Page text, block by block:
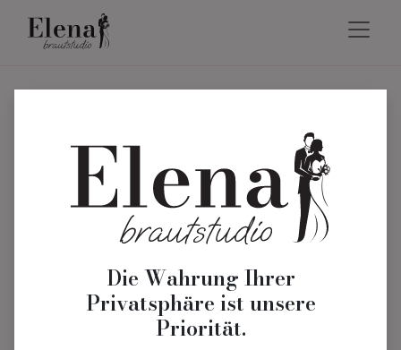
Die Wahrung Ihrer
Privatsphäre ist unsere
Priorität.